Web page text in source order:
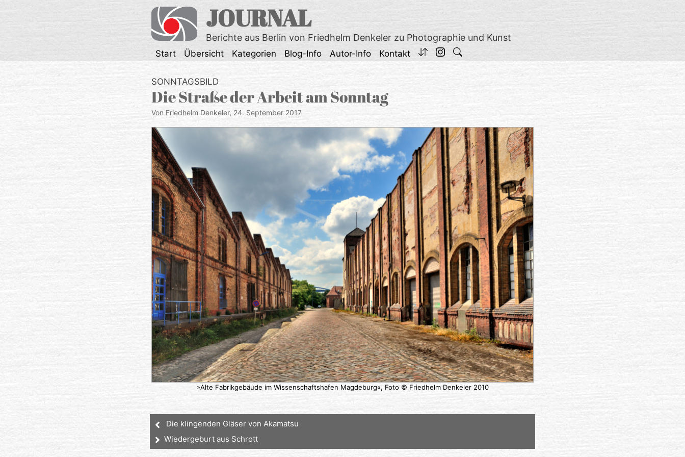
JOURNAL
Berichte aus Berlin von Friedhelm Denkeler zu Photographie und Kunst
Start Übersicht Kategorien Blog-Info Autor-Info Kontakt
SONNTAGSBILD
Die Straße der Arbeit am Sonntag
Von Friedhelm Denkeler, 24. September 2017
»Alte Fabrikgebäude im Wissenschaftshafen Magdeburg«, Foto © Friedhelm Denkeler 2010
Die klingenden Gläser von Akamatsu
Wiedergeburt aus Schrott